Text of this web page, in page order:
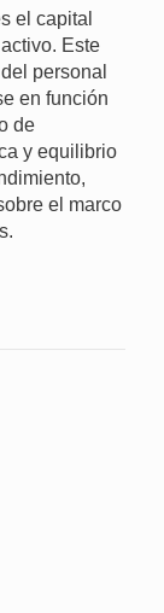
el capital
Este
personal
en función
de
y equilibrio
el marco